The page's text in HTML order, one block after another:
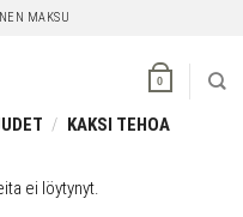
MAKSU
0
/ KAKSI TEHOA
ei löytynyt.